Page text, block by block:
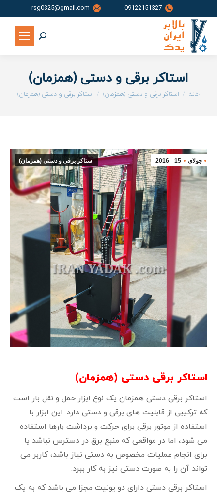
09122151327
rsg0325@gmail.com
جستجو:
استاکر برقی و دستی (همزمان)
شما اینجا هستید:
خانه استاکر برقی و دستی (همزمان) استاکر برقی و دستی (همزمان)
جولای 15
2016 استاکر برقی و دستی (همزمان)
استاکر برقی دستی (همزمان)
استاکر برقی دستی همزمان یک نوع ابزار حمل و نقل بار است
که ترکیبی از قابلیت‌ های برقی و دستی دارد. این ابزار با
استفاده از موتور برقی برای حرکت و برداشت بارها استفاده
می‌ شود، اما در مواقعی که منبع برق در دسترس نباشد یا
برای انجام عملیات مخصوص به دستی نیاز باشد، کاربر می‌
تواند آن را به صورت دستی نیز به کار ببرد.
استاکر برقی دستی دارای دو یونیت مجزا می باشد که به یک